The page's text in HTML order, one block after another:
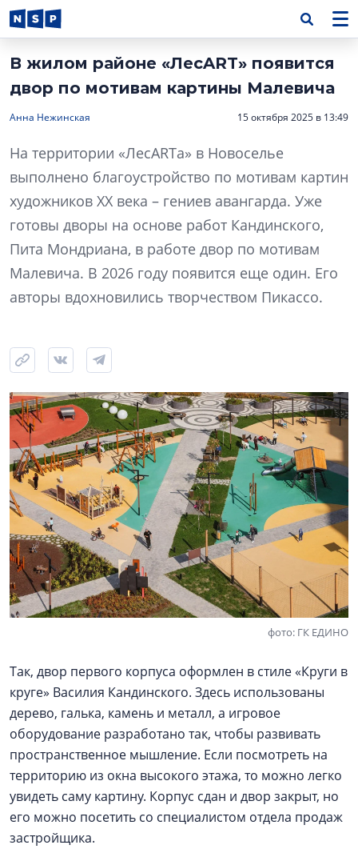
В жилом районе «ЛесART» появится
двор по мотивам картины Малевича
Анна Нежинская 15 октября 2025 в 13:49
На территории «ЛесARTа» в Новоселье
выполнено благоустройство по мотивам картин
художников XX века – гениев авангарда. Уже
готовы дворы на основе работ Кандинского,
Пита Мондриана, в работе двор по мотивам
Малевича. В 2026 году появится еще один. Его
авторы вдохновились творчеством Пикассо.
фото: ГК ЕДИНО
Так, двор первого корпуса оформлен в стиле «Круги в
круге» Василия Кандинского. Здесь использованы
дерево, галька, камень и металл, а игровое
оборудование разработано так, чтобы развивать
пространственное мышление. Если посмотреть на
территорию из окна высокого этажа, то можно легко
увидеть саму картину. Корпус сдан и двор закрыт, но
его можно посетить со специалистом отдела продаж
застройщика.